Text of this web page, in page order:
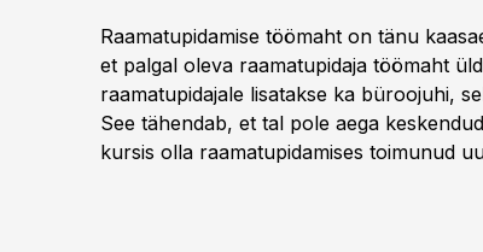
Raamatupidamise töömaht on tänu
et palgal oleva raamatupidaja töömaht
raamatupidajale lisatakse ka büroojuhi,
See tähendab, et tal pole aega
kursis olla raamatupidamises toimunud